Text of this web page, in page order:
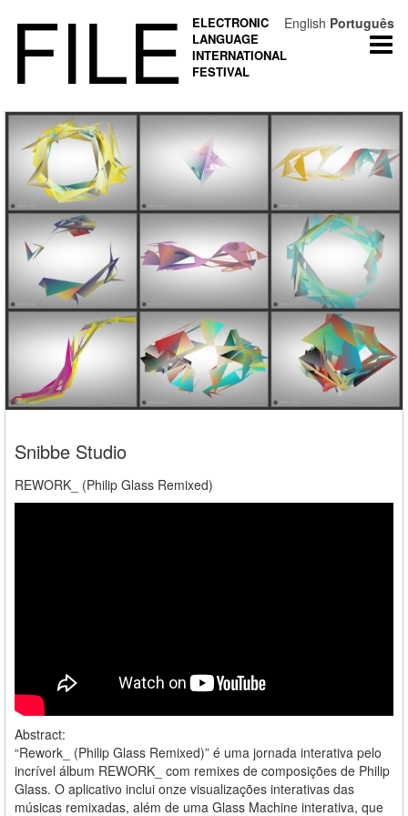
FILE
ELECTRONIC
LANGUAGE
INTERNATIONAL
FESTIVAL
Snibbe Studio
REWORK_ (Philip Glass Remixed)
Abstract:
“Rework_ (Philip Glass Remixed)” é uma jornada interativa pelo
incrível álbum REWORK_ com remixes de composições de Philip
Glass. O aplicativo inclui onze visualizações interativas das
músicas remixadas, além de uma Glass Machine interativa, que
English Português